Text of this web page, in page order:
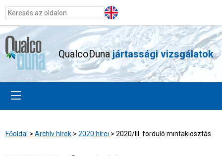
QualcoDunajártassági vizsgálatok
Főoldal > Archív hírek > 2020 hírei > 2020/III. forduló mintakiosztás